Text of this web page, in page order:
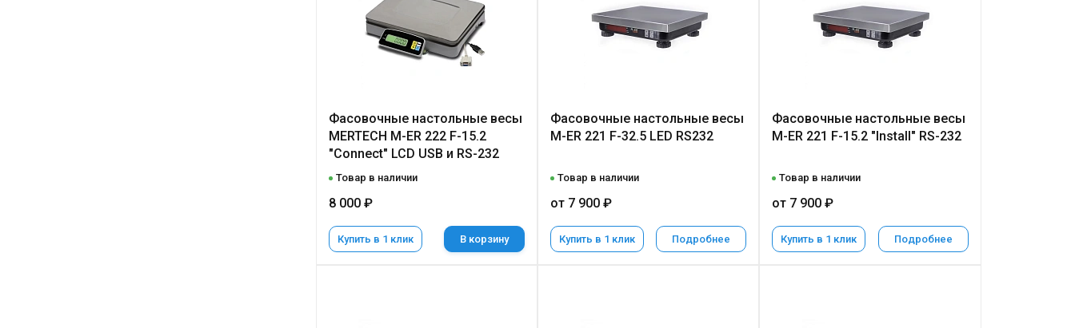
Фасовочные настольные весы
MERTECH M-ER 222 F-15.2
"Connect" LCD USB и RS-232
Товар в наличии
8 000 ₽
Купить в 1 клик В корзину
Фасовочные настольные весы
M-ER 221 F-32.5 LED RS232
Товар в наличии
от 7 900 ₽
Купить в 1 клик Подробнее
Фасовочные настольные весы
M-ER 221 F-15.2 "Install" RS-232
Товар в наличии
от 7 900 ₽
Купить в 1 клик Подробнее